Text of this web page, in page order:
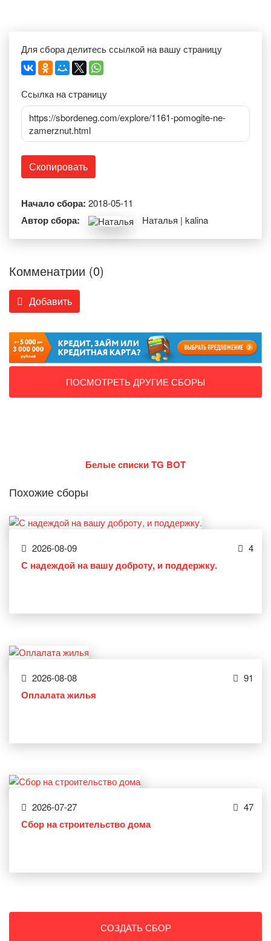
Для сбора делитесь ссылкой на вашу страницу
Ссылка на страницу
https://sbordeneg.com/explore/1161-pomogite-ne-
zamerznut.html
Скопировать
Начало сбора: 2018-05-11
Автор сбора: Наталья | kalina
Комменатрии (0)
Добавить
ПОСМОТРЕТЬ ДРУГИЕ СБОРЫ
Белые списки TG BOT
Похожие сборы
2026-08-09 4
С надеждой на вашу доброту, и поддержку.
2026-08-08 91
Оплалата жилья
2026-07-27 47
Сбор на строительство дома
СОЗДАТЬ СБОР